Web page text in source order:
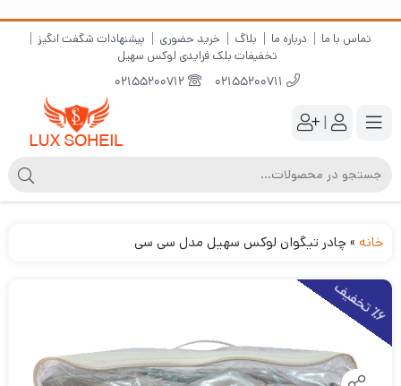
تماس با ما درباره ما بلاگ خرید حضوری
پیشنهادات شگفت انگیز
تخفیفات بلک فرایدی لوکس سهیل
|
خانه »چادر تیگوان لوکس سهیل مدل سی سی
٪
6
ت
خ
ف
ی
ف